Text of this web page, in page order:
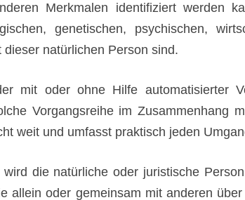
Merkmalen identifiziert werden
genetischen, psychischen,
natürlichen Person sind.
mit oder ohne Hilfe automatisierter
Vorgangsreihe im Zusammenhang
weit und umfasst praktisch jeden
wird die natürliche oder juristische
allein oder gemeinsam mit anderen